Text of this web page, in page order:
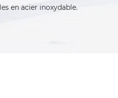
en acier inoxydable.